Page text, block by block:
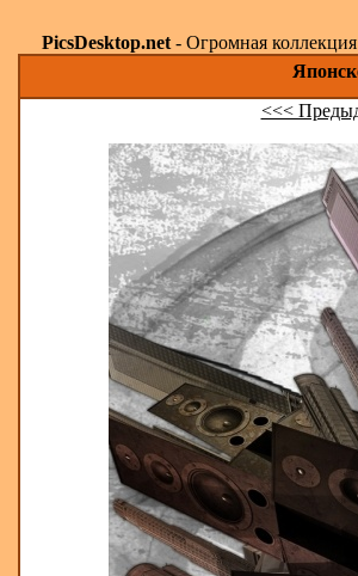
PicsDesktop.net- Огромная коллекция
<<<